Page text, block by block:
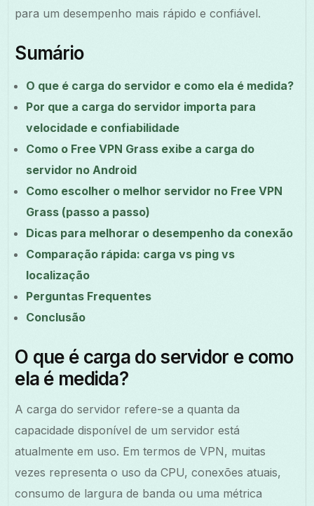
para um desempenho mais rápido e confiável.
Sumário
O que é carga do servidor e como ela é medida?
Por que a carga do servidor importa para
velocidade e confiabilidade
Como o Free VPN Grass exibe a carga do
servidor no Android
Como escolher o melhor servidor no Free VPN
Grass (passo a passo)
Dicas para melhorar o desempenho da conexão
Comparação rápida: carga vs ping vs
localização
Perguntas Frequentes
Conclusão
O que é carga do servidor e como
ela é medida?
A carga do servidor refere-se a quanta da
capacidade disponível de um servidor está
atualmente em uso. Em termos de VPN, muitas
vezes representa o uso da CPU, conexões atuais,
consumo de largura de banda ou uma métrica